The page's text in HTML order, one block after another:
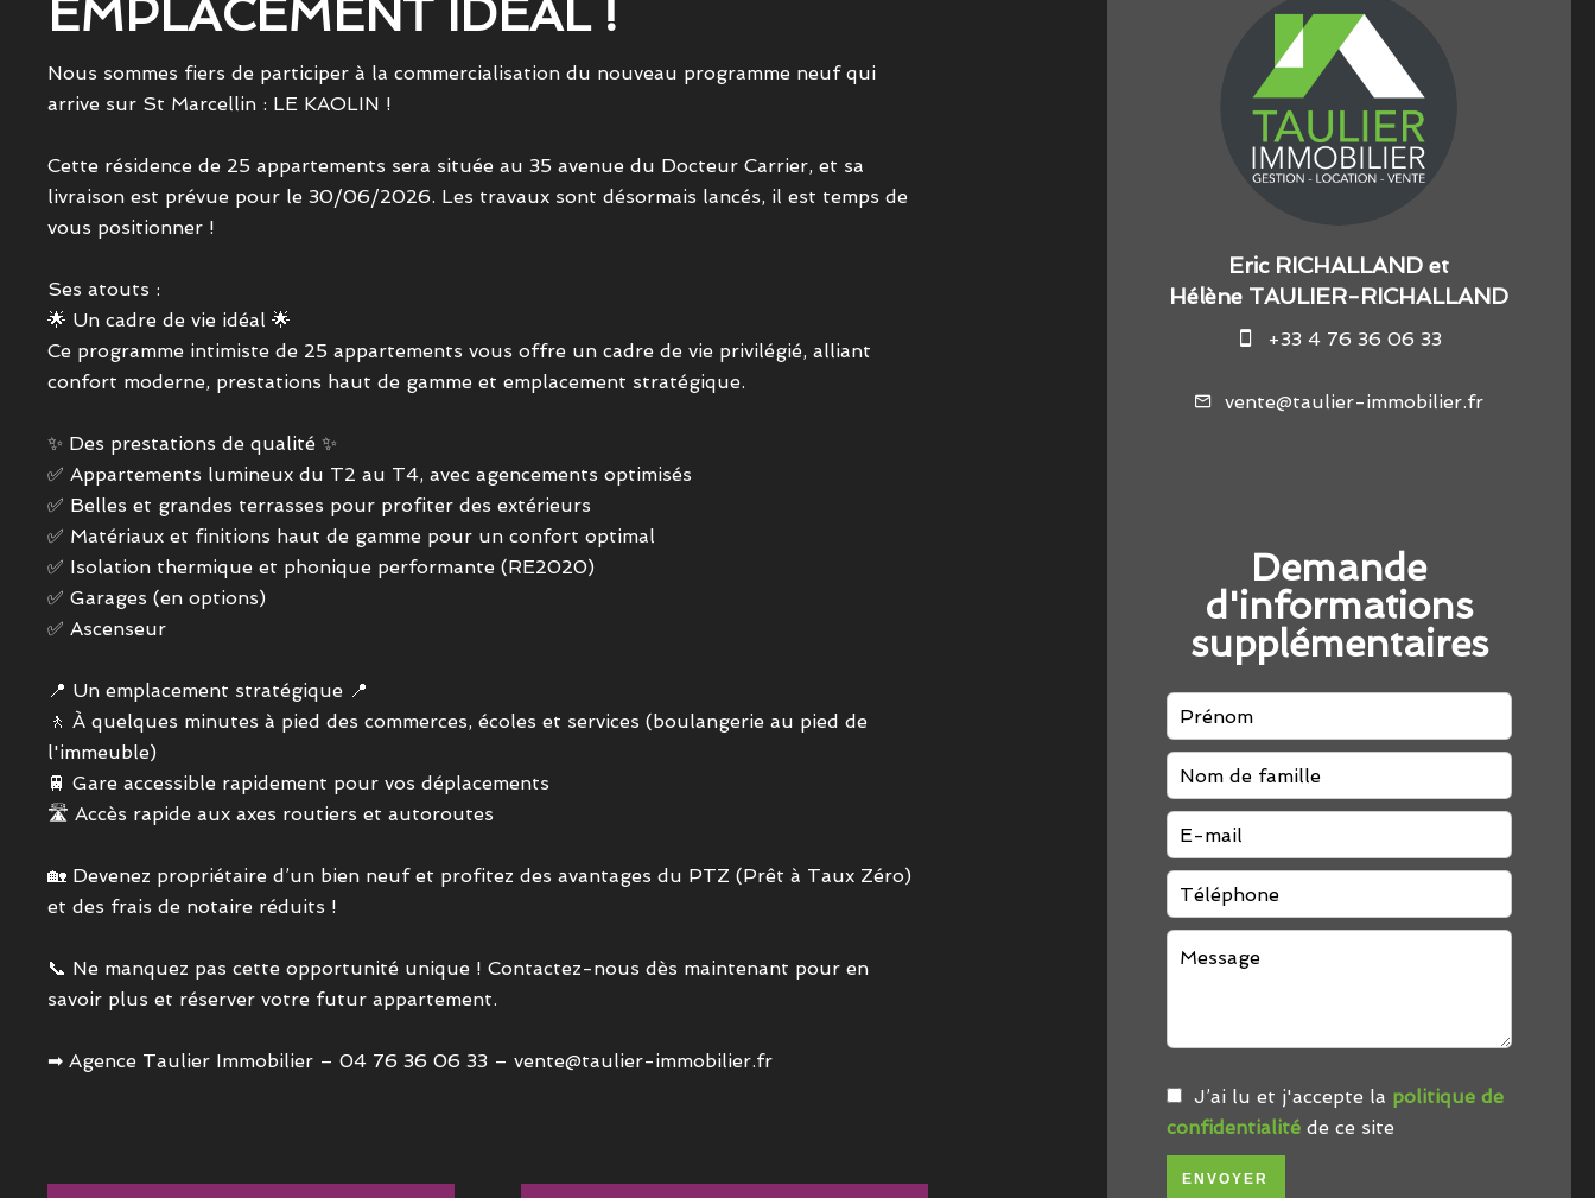
EMPLACEMENT IDÉAL !
Nous sommes fiers de participer à la commercialisation du nouveau programme neuf qui
arrive sur St Marcellin : LE KAOLIN !
Cette résidence de 25 appartements sera située au 35 avenue du Docteur Carrier, et sa
livraison est prévue pour le 30/06/2026. Les travaux sont désormais lancés, il est temps de
vous positionner !
Ses atouts :
🌟 Un cadre de vie idéal 🌟
Ce programme intimiste de 25 appartements vous offre un cadre de vie privilégié, alliant
confort moderne, prestations haut de gamme et emplacement stratégique.
✨ Des prestations de qualité ✨
✅ Appartements lumineux du T2 au T4, avec agencements optimisés
✅ Belles et grandes terrasses pour profiter des extérieurs
✅ Matériaux et finitions haut de gamme pour un confort optimal
✅ Isolation thermique et phonique performante (RE2020)
✅ Garages (en options)
✅ Ascenseur
📍 Un emplacement stratégique 📍
🚶 À quelques minutes à pied des commerces, écoles et services (boulangerie au pied de
l'immeuble)
🚆 Gare accessible rapidement pour vos déplacements
🛣️ Accès rapide aux axes routiers et autoroutes
🏡 Devenez propriétaire d’un bien neuf et profitez des avantages du PTZ (Prêt à Taux Zéro)
et des frais de notaire réduits !
📞 Ne manquez pas cette opportunité unique ! Contactez-nous dès maintenant pour en
savoir plus et réserver votre futur appartement.
➡ Agence Taulier Immobilier – 04 76 36 06 33 – vente@taulier-immobilier.fr
Eric RICHALLAND et
Hélène TAULIER-RICHALLAND
+33 4 76 36 06 33
vente@taulier-immobilier.fr
Demande
d'informations
supplémentaires
J’ai lu et j'accepte la politique de
confidentialitéde ce site
ENVOYER